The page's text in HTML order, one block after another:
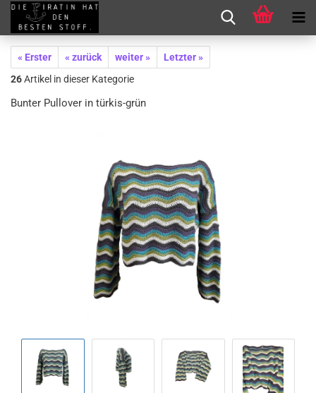
« Erster « zurück weiter »
Letzter »
26Artikel in dieser Kategorie
Bunter Pullover in türkis-grün